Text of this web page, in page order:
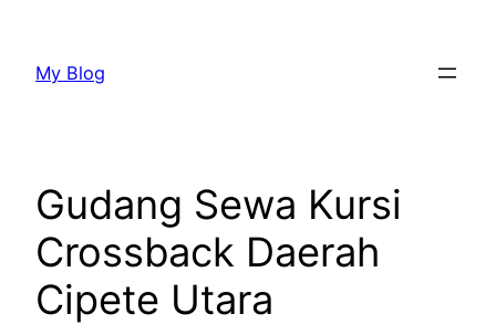
konten
My Blog
Gudang Sewa Kursi
Crossback Daerah
Cipete Utara